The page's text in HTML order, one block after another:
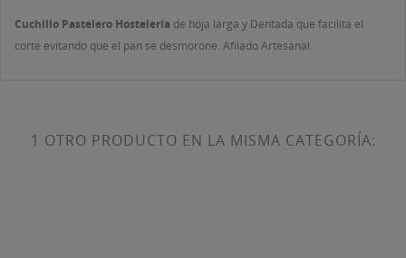
Cuchillo Pastelero Hostelería de hoja larga y Dentada que facilita el
corte evitando que el pan se desmorone. Afilado Artesanal.
1 OTRO PRODUCTO EN LA MISMA CATEGORÍA: